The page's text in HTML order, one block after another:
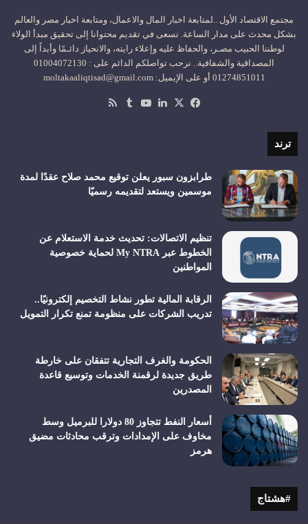
مجتمع الاقتصاد الأول ..لمتابعة اخبار المال والاعمال، ومتابعة اخبار مصر والعالم
بشكل محدث على مدار الساعة. نسعى في تقديم محتوانا إلى تحقيق مبدأ الولاء
لوطننا الحبيب مصـر، والحفاظ عليه وإعلاء رايته، والانحياز دائـمًا وأبداً إلى
المصداقية والشفافية.. نرحب تواصلكم الدائم على : 01004072130
01274851011 أو على الإيميل: moltakaaliqtisad@gmail.com
فيسبوك
‫X لينكدإن‫YouTube
ترند
طرابزون سبور يعلن توقيع محمد صلاح عقدًا لمدة
موسمين ويستعد لتقديمه رسميًا
تنظيم الاتصالات: تحديث خدمة الاستعلام عن
الخطوط عبر My NTRA لحماية خصوصية
المواطنين
الرقابة المالية تطور نشاط التخصيم إلكترونيًا..
تدريب الشركات على منظومة تمنع تكرار التمويل
الحكومة والغرف التجارية تتفقان على خارطة
طريق جديدة لرقمنة الخدمات وتوسيع قاعدة
المصدرين
أسعار النفط تتجاوز 80 دولارا للبرميل وسط
مخاوف على الإمدادات وترقب محادثات مضيق
هرمز
#هشتاج